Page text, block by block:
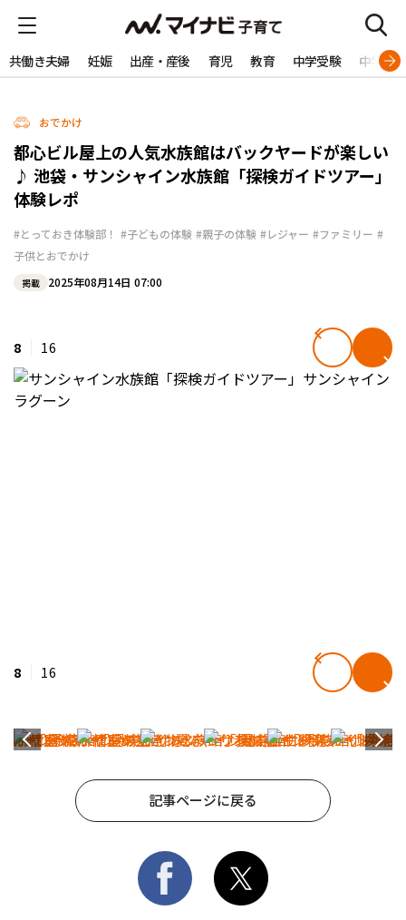
共働き夫婦 妊娠 出産・産後 育児 教育 中学受験 中学生
おでかけ
都心ビル屋上の人気水族館はバックヤードが楽しい
♪ 池袋・サンシャイン水族館「探検ガイドツアー」
体験レポ
#とっておき体験部！ #子どもの体験 #親子の体験 #レジャー #ファミリー #
子供とおでかけ
掲載 2025年08月14日 07:00
8 16
8 16
記事ページに戻る